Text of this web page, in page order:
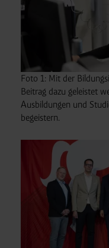
Rechtsgrundlage:
Art. 6 Abs. 1 lit. a
(für optionale Cookies),
§ 25 Abs. 1
Cookies).
Empfänger und
an unsere
Hosting, Consent-
Drittländern
in ein Land ohne
erfolgt, stellen wir
DSGVO sicher (z. B.
Speicherdauer:
unterschiedlich lange
Speicherdauer
Foto 1: Mit der
Beitrag dazu geleistet
Ausbildungen und
begeistern.